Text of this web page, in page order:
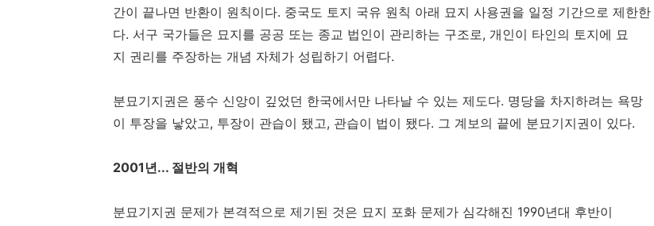
간이 끝나면 반환이 원칙이다. 중국도 토지 국유 원칙 아래 묘지 사용권을 일정 기간으로 제한한
다. 서구 국가들은 묘지를 공공 또는 종교 법인이 관리하는 구조로, 개인이 타인의 토지에 묘
지 권리를 주장하는 개념 자체가 성립하기 어렵다.
분묘기지권은 풍수 신앙이 깊었던 한국에서만 나타날 수 있는 제도다. 명당을 차지하려는 욕망
이 투장을 낳았고, 투장이 관습이 됐고, 관습이 법이 됐다. 그 계보의 끝에 분묘기지권이 있다.
2001년... 절반의 개혁
분묘기지권 문제가 본격적으로 제기된 것은 묘지 포화 문제가 심각해진 1990년대 후반이